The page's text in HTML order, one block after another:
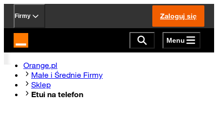
Firmy Zaloguj się
Strona główna Orange.pl Menu
Orange.pl
Małe i Średnie Firmy
Sklep
Etui na telefon